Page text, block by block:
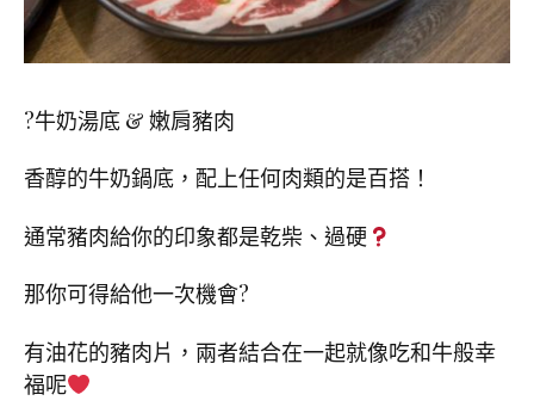
?牛奶湯底 & 嫩肩豬肉
香醇的牛奶鍋底，配上任何肉類的是百搭！
通常豬肉給你的印象都是乾柴、過硬
那你可得給他一次機會?
有油花的豬肉片，兩者結合在一起就像吃和牛般幸
福呢